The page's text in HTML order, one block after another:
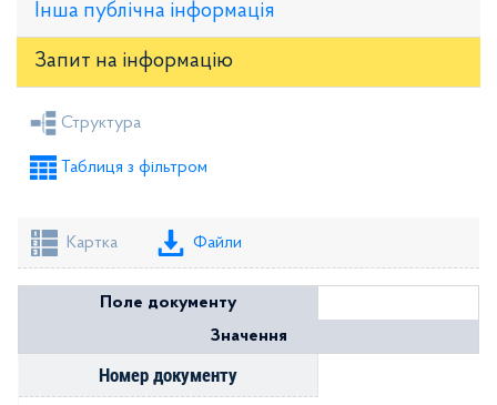
Інша публічна інформація
Запит на iнформацію
Рішення міської ради
Розпорядження голови
Структура
Таблиця з фільтром
Картка Файли
Поле документу
Значення
Номер документу